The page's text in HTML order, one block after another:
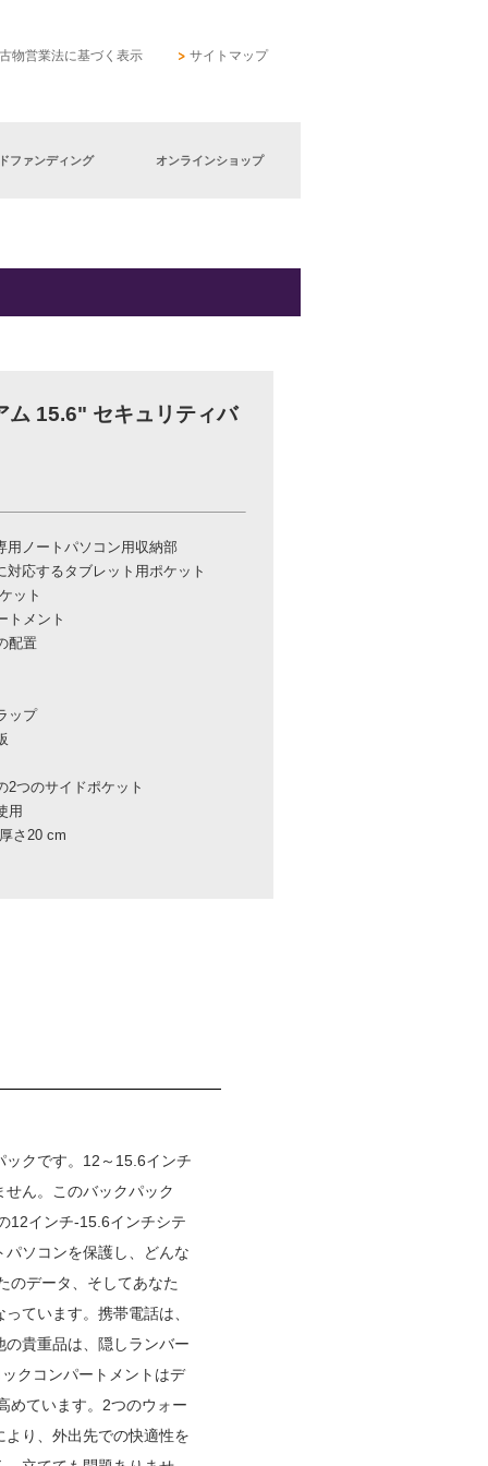
古物営業法に基づく表示 サイトマップ
ファンディング オンラインショップ
15.6" セキュリティバ
用ノートパソコン用収納部
対応するタブレット用ポケット
ット
トメント
配置
ップ
2つのサイドポケット
用
さ20 cm
ックです。12～15.6インチ
ん。このバックパック
12インチ-15.6インチシテ
ソコンを保護し、どんな
のデータ、そしてあなた
ています。携帯電話は、
貴重品は、隠しランバー
クコンパートメントはデ
めています。2つのウォー
り、外出先での快適性を